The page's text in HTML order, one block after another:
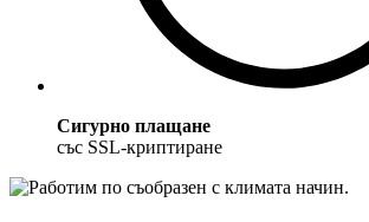
Сигурно плащане
със SSL-криптиране